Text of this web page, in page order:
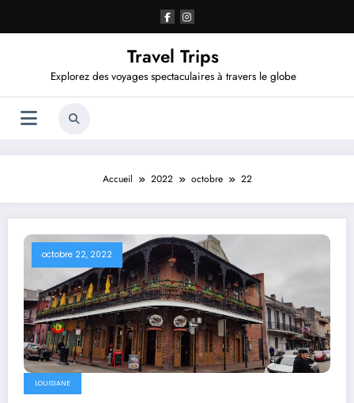
contenu
Travel Trips
Explorez des voyages spectaculaires à travers le globe
Accueil 2022 octobre 22
octobre 22, 2022
LOUISIANE